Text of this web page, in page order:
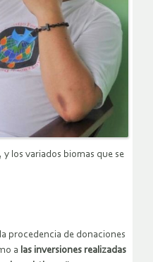
los variados biomas que se
procedencia de donaciones
a las inversiones realizadas